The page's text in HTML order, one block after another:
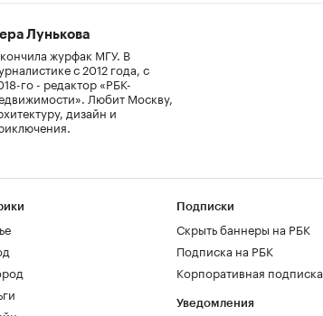
Лунькова
журфак МГУ. В
с 2012 года, с
го - редактор «РБК-
Любит Москву,
дизайн и
Подписки
Скрыть баннеры на РБК
Подписка на РБК
Корпоративная подписка
Уведомления